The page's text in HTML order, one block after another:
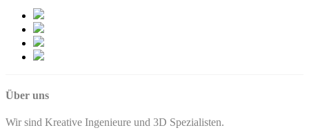
Über uns
Wir sind Kreative Ingenieure und 3D Spezialisten.